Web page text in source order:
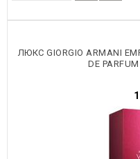
ЛЮКС GIORGIO ARMANI
DE